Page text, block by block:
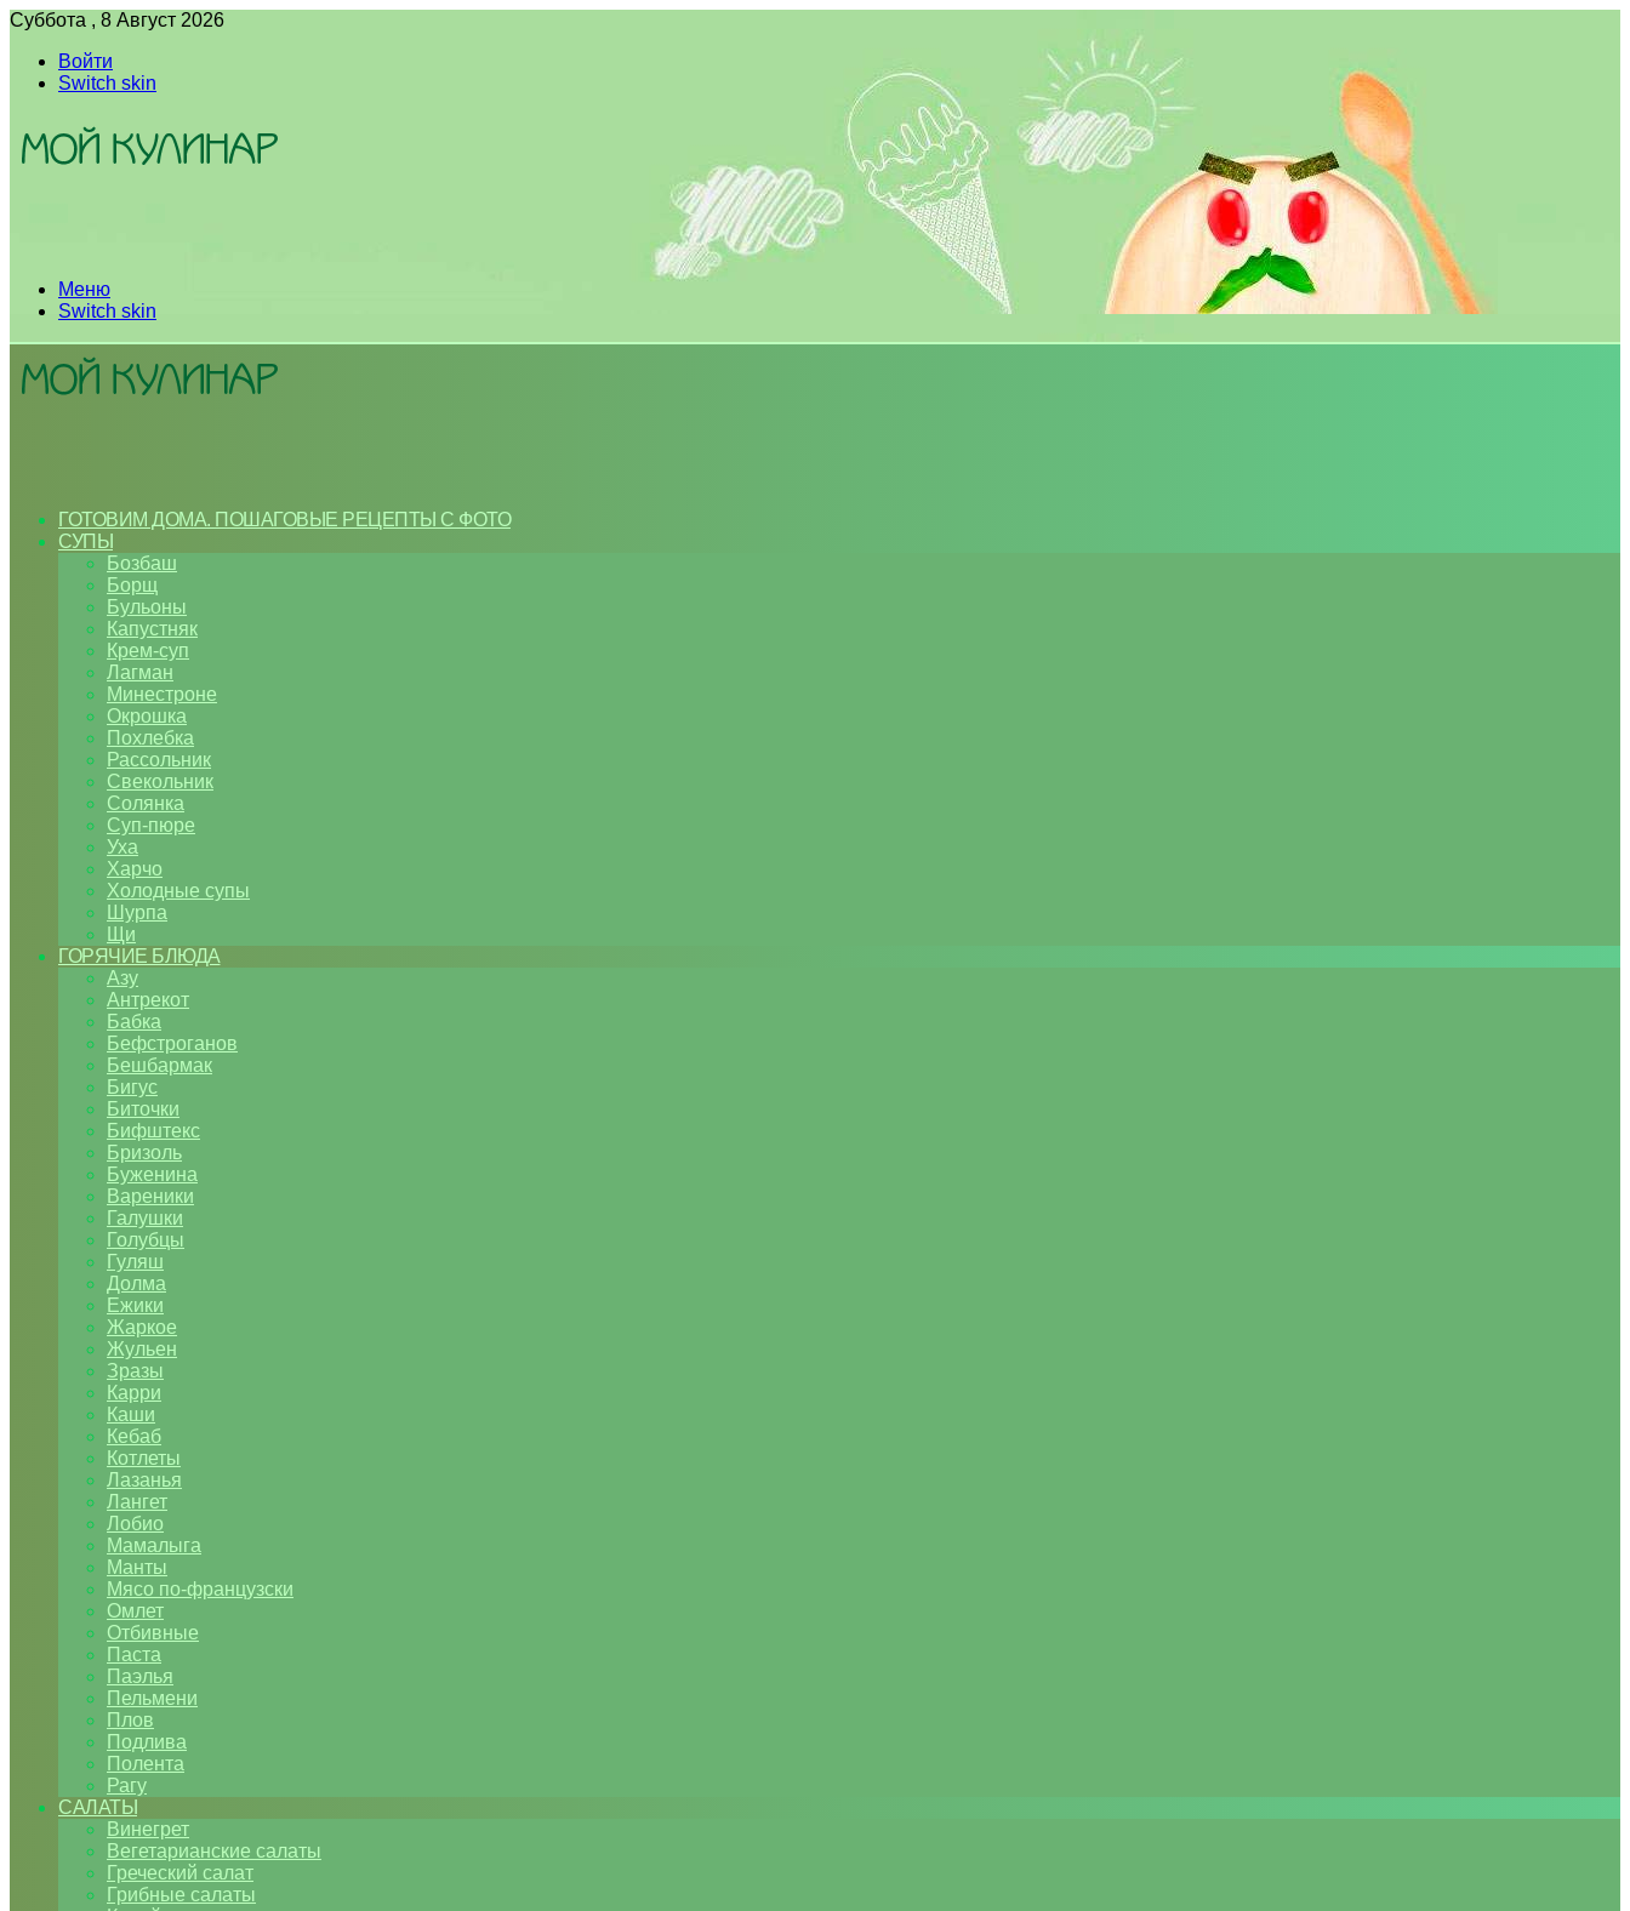
Суббота , 8 Август 2026
Войти
Switch skin
Меню
Switch skin
ГОТОВИМ ДОМА. ПОШАГОВЫЕ РЕЦЕПТЫ С ФОТО
СУПЫ
Бозбаш
Борщ
Бульоны
Капустняк
Крем-суп
Лагман
Минестроне
Окрошка
Похлебка
Рассольник
Свекольник
Солянка
Суп-пюре
Уха
Харчо
Холодные супы
Шурпа
Щи
ГОРЯЧИЕ БЛЮДА
Азу
Антрекот
Бабка
Бефстроганов
Бешбармак
Бигус
Биточки
Бифштекс
Бризоль
Буженина
Вареники
Галушки
Голубцы
Гуляш
Долма
Ежики
Жаркое
Жульен
Зразы
Карри
Каши
Кебаб
Котлеты
Лазанья
Лангет
Лобио
Мамалыга
Манты
Мясо по-французски
Омлет
Отбивные
Паста
Паэлья
Пельмени
Плов
Подлива
Полента
Рагу
САЛАТЫ
Винегрет
Вегетарианские салаты
Греческий салат
Грибные салаты